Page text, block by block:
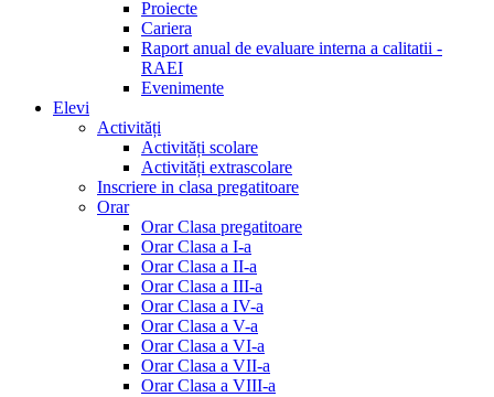
Proiecte
Cariera
Raport anual de evaluare interna a calitatii -
RAEI
Evenimente
Elevi
Activități
Activități scolare
Activități extrascolare
Inscriere in clasa pregatitoare
Orar
Orar Clasa pregatitoare
Orar Clasa a I-a
Orar Clasa a II-a
Orar Clasa a III-a
Orar Clasa a IV-a
Orar Clasa a V-a
Orar Clasa a VI-a
Orar Clasa a VII-a
Orar Clasa a VIII-a